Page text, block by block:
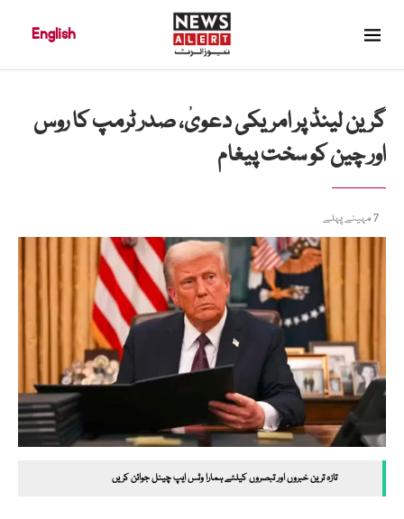
English
گرین لینڈ پر امریکی دعویٰ، صدر ٹرمپ کا روس
اور چین کو سخت پیغام
7 مہینے پہلے
تازہ ترین خبروں اور تبصروں کیلئے ہمارا وٹس ایپ چینل جوائن کریں